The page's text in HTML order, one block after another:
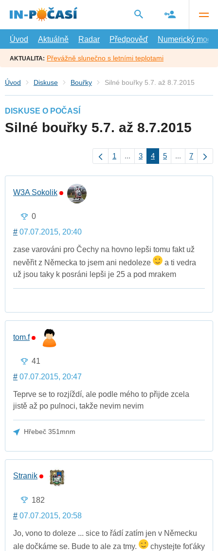
hlavní
Úvod
Aktuálně Radar Předpověď Numerický model
AKTUALITA: Převážně slunečno s letními teplotami
Úvod Diskuse Bouřky Silné bouřky 5.7. až 8.7.2015
DISKUSE O POČASÍ
Silné bouřky 5.7. až 8.7.2015
1 ... 3 4 5 ... 7
W3A Sokolik
0
# 07.07.2015, 20:40
zase varováni pro Čechy na hovno lepši tomu fakt už
nevěřit z Německa to jsem ani nedoleze
a ti vedra
už jsou taky k posráni lepši je 25 a pod mrakem
tom.f
41
# 07.07.2015, 20:47
Teprve se to rozjíždí, ale podle mého to přijde zcela
jistě až po pulnoci, takže nevim nevim
Hřebeč 351mnm
Stranik
182
# 07.07.2015, 20:58
Jo, vono to doleze ... sice to řádí zatím jen v Německu
ale dočkáme se. Bude to ale za tmy.
chystejte fot'áky